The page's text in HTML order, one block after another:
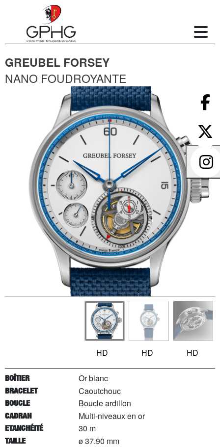
GREUBEL FORSEY
NANO FOUDROYANTE
HD HD HD
BOÎTIER Or blanc
BRACELET Caoutchouc
BOUCLE Boucle ardillon
CADRAN Multi-niveaux en or
ETANCHÉITÉ 30 m
TAILLE ø 37.90 mm